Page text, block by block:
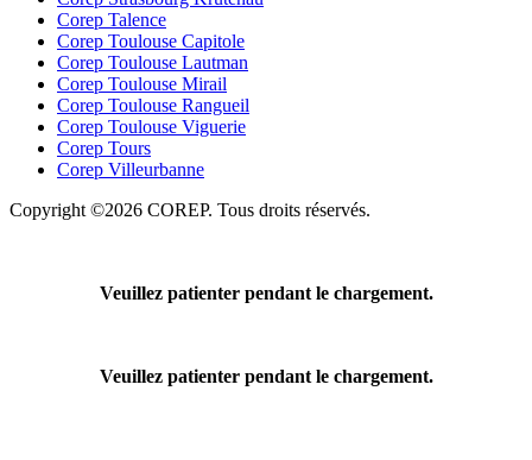
Corep Talence
Corep Toulouse Capitole
Corep Toulouse Lautman
Corep Toulouse Mirail
Corep Toulouse Rangueil
Corep Toulouse Viguerie
Corep Tours
Corep Villeurbanne
Copyright ©2026 COREP. Tous droits réservés.
Veuillez patienter pendant le chargement.
Veuillez patienter pendant le chargement.